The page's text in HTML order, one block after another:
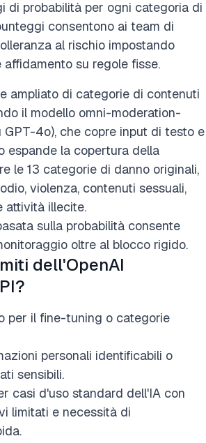
di probabilità per ogni categoria di
consentono ai team di
al rischio impostando
su regole fisse.
ampliato di categorie di contenuti
il modello omni-moderation-
GPT-4o), che copre input di testo e
espande la copertura della
le 13 categorie di danno originali,
violenza, contenuti sessuali,
attività illecite.
sulla probabilità consente
oltre al blocco rigido.
dell'OpenAI
per il fine-tuning o categorie
personali identificabili o
sensibili.
casi d'uso standard dell'IA con
limitati e necessità di